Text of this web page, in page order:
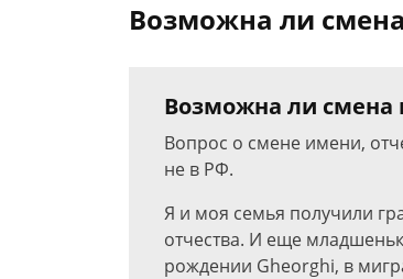
Возможна ли
Возможна ли смена
Вопрос о смене имени,
не в РФ.
Я и моя семья получили
отчества. И еще
рождении Gheorghi, в